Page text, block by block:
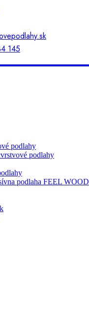
145
podlahy
podlahy
podlaha FEEL WOOD